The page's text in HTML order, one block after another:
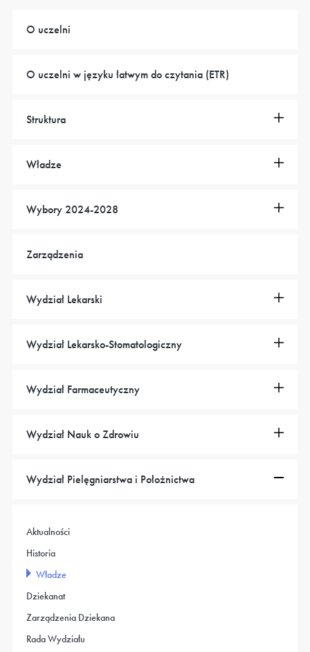
O uczelni
O uczelni w języku łatwym do czytania (ETR)
Struktura
Władze
Wybory 2024-2028
Zarządzenia
Wydział Lekarski
Wydział Lekarsko-Stomatologiczny
Wydział Farmaceutyczny
Wydział Nauk o Zdrowiu
Wydział Pielęgniarstwa i Położnictwa
Aktualności
Historia
Władze
Dziekanat
Zarządzenia Dziekana
Rada Wydziału